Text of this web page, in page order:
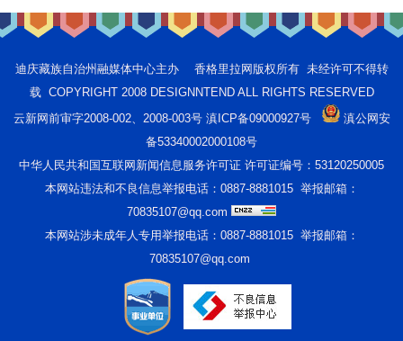
迪庆藏族自治州融媒体中心主办 香格里拉网版权所有 未经许可不得转
载 COPYRIGHT 2008 DESIGNNTEND ALL RIGHTS RESERVED
云新网前审字2008-002、2008-003号 滇ICP备09000927号
滇公网安
备53340002000108号
中华人民共和国互联网新闻信息服务许可证 许可证编号：53120250005
本网站违法和不良信息举报电话：0887-8881015 举报邮箱：
70835107@qq.com
本网站涉未成年人专用举报电话：0887-8881015 举报邮箱：
70835107@qq.com